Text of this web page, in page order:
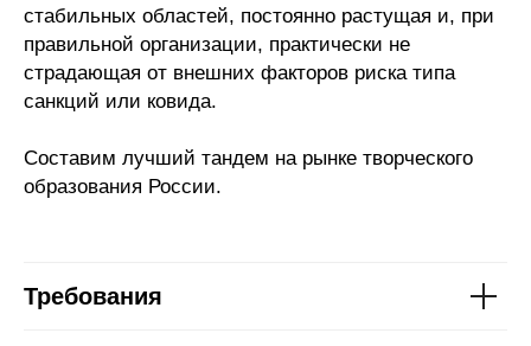
стабильных областей, постоянно растущая и, при
правильной организации, практически не
страдающая от внешних факторов риска типа
санкций или ковида.
Составим лучший тандем на рынке творческого
образования России.
Требования